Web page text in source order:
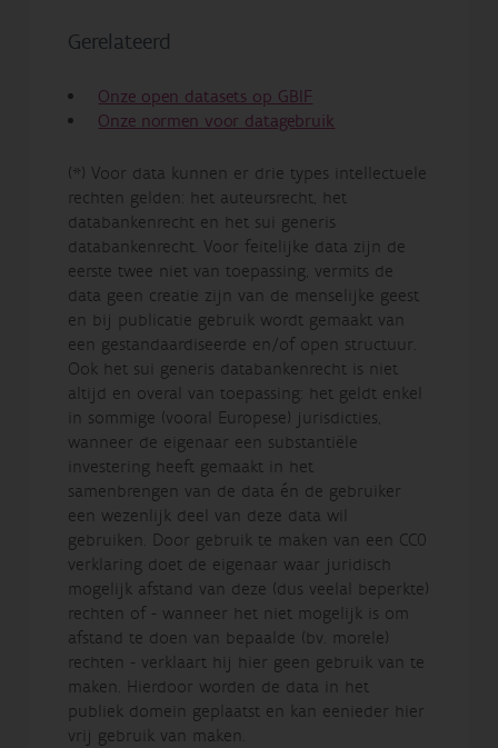
Gerelateerd
Onze open datasets op GBIF
Onze normen voor datagebruik
(*) Voor data kunnen er drie types intellectuele
rechten gelden: het auteursrecht, het
databankenrecht en het sui generis
databankenrecht. Voor feitelijke data zijn de
eerste twee niet van toepassing, vermits de
data geen creatie zijn van de menselijke geest
en bij publicatie gebruik wordt gemaakt van
een gestandaardiseerde en/of open structuur.
Ook het sui generis databankenrecht is niet
altijd en overal van toepassing: het geldt enkel
in sommige (vooral Europese) jurisdicties,
wanneer de eigenaar een substantiële
investering heeft gemaakt in het
samenbrengen van de data én de gebruiker
een wezenlijk deel van deze data wil
gebruiken. Door gebruik te maken van een CC0
verklaring doet de eigenaar waar juridisch
mogelijk afstand van deze (dus veelal beperkte)
rechten of - wanneer het niet mogelijk is om
afstand te doen van bepaalde (bv. morele)
rechten - verklaart hij hier geen gebruik van te
maken. Hierdoor worden de data in het
publiek domein geplaatst en kan eenieder hier
vrij gebruik van maken.